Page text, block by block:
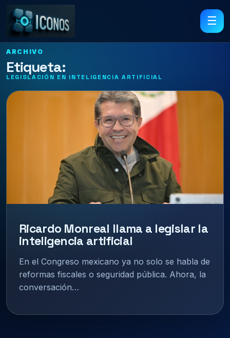
☰
ARCHIVO
Etiqueta:
LEGISLACIÓN EN INTELIGENCIA ARTIFICIAL
Ricardo Monreal llama a legislar la
inteligencia artificial
En el Congreso mexicano ya no solo se habla de
reformas fiscales o seguridad pública. Ahora, la
conversación…